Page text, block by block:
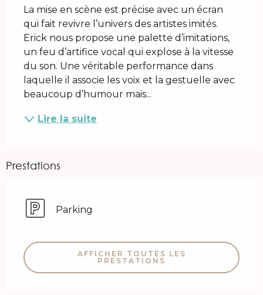
La mise en scène est précise avec un écran
qui fait revivre l’univers des artistes imités.
Erick nous propose une palette d’imitations,
un feu d’artifice vocal qui explose à la vitesse
du son. Une véritable performance dans
laquelle il associe les voix et la gestuelle avec
beaucoup d’humour mais...
Lire la suite
Prestations
Parking
AFFICHER TOUTES LES
PRESTATIONS